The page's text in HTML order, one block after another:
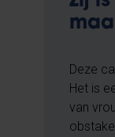
Deze
Het is
van